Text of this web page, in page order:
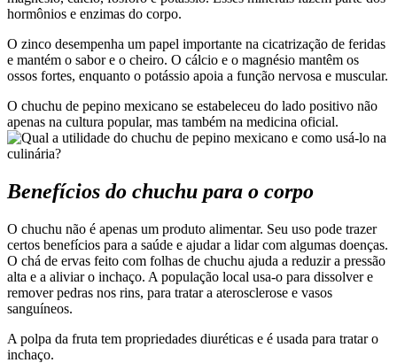
hormônios e enzimas do corpo.
O zinco desempenha um papel importante na cicatrização de feridas
e mantém o sabor e o cheiro. O cálcio e o magnésio mantêm os
ossos fortes, enquanto o potássio apoia a função nervosa e muscular.
O chuchu de pepino mexicano se estabeleceu do lado positivo não
apenas na cultura popular, mas também na medicina oficial.
Benefícios do chuchu para o corpo
O chuchu não é apenas um produto alimentar. Seu uso pode trazer
certos benefícios para a saúde e ajudar a lidar com algumas doenças.
O chá de ervas feito com folhas de chuchu ajuda a reduzir a pressão
alta e a aliviar o inchaço. A população local usa-o para dissolver e
remover pedras nos rins, para tratar a aterosclerose e vasos
sanguíneos.
A polpa da fruta tem propriedades diuréticas e é usada para tratar o
inchaço.